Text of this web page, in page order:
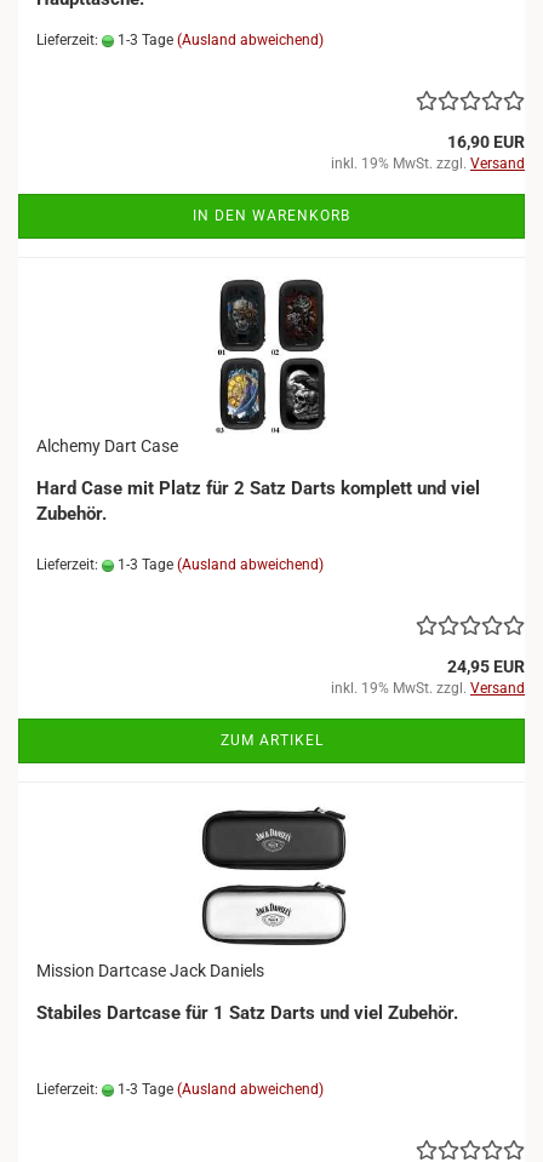
Lieferzeit: 1-3 Tage (Ausland abweichend)
16,90 EUR
inkl. 19% MwSt. zzgl. Versand
IN DEN WARENKORB
Alchemy Dart Case
Hard Case mit Platz für 2 Satz Darts komplett und viel
Zubehör.
Lieferzeit: 1-3 Tage (Ausland abweichend)
24,95 EUR
inkl. 19% MwSt. zzgl. Versand
ZUM ARTIKEL
Mission Dartcase Jack Daniels
Stabiles Dartcase für 1 Satz Darts und viel Zubehör.
Lieferzeit: 1-3 Tage (Ausland abweichend)